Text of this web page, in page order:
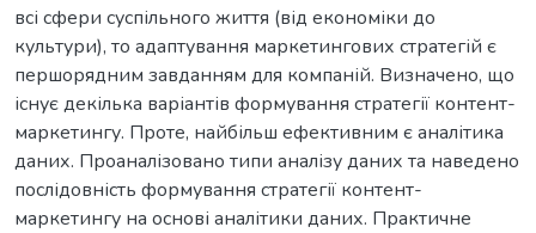
всі сфери суспільного життя (від економіки до
культури), то адаптування маркетингових стратегій є
першорядним завданням для компаній. Визначено, що
існує декілька варіантів формування стратегії контент-
маркетингу. Проте, найбільш ефективним є аналітика
даних. Проаналізовано типи аналізу даних та наведено
послідовність формування стратегії контент-
маркетингу на основі аналітики даних. Практичне